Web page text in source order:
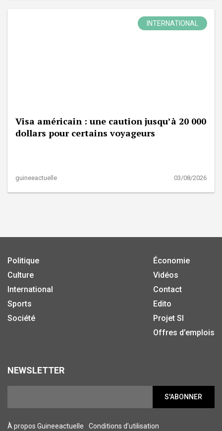
INTERNATIONAL
Visa américain : une caution jusqu’à 20 000
dollars pour certains voyageurs
guineeactuelle 03/08/2026
Politique
Culture
International
Sports
Société
Économie
Vidéos
Contact
Edito
Projet SI
Offres d’emplois
NEWSLETTER
S'ABONNER
À propos Guineeactuelle Conditions d’utilisation